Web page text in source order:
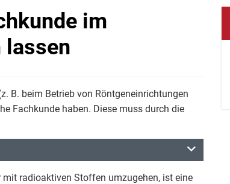
im
lassen
B. beim Betrieb von Röntgeneinrichtungen
Fachkunde haben. Diese muss durch die
radioaktiven Stoffen umzugehen, ist eine